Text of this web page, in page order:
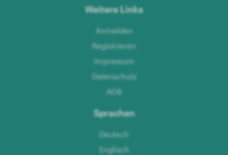
Weitere Links
Anmelden
Registrieren
Impressum
Datenschutz
AGB
Sprachen
Deutsch
Englisch